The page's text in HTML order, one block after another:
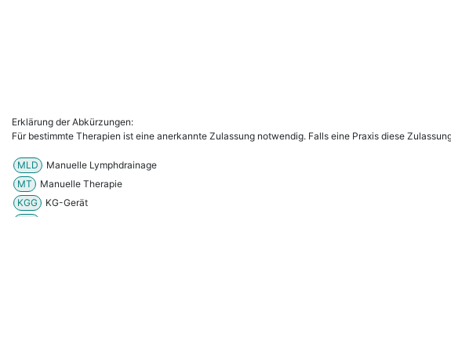
Erklärung der Abkürzungen:
Für bestimmte Therapien ist eine anerkannte Zulassung notwendig. Falls eine Praxis diese
MLD
Manuelle Lymphdrainage
MT
Manuelle Therapie
KGG
KG-Gerät